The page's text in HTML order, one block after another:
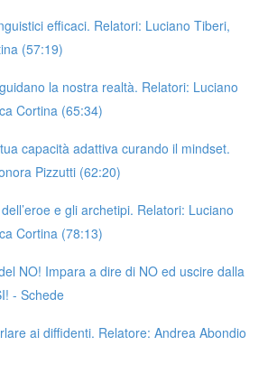
efficaci. Relatori: Luciano Tiberi,
(57:19)
la nostra realtà. Relatori: Luciano
Cortina (65:34)
capacità adattiva curando il mindset.
Pizzutti (62:20)
e gli archetipi. Relatori: Luciano
Cortina (78:13)
NO! Impara a dire di NO ed uscire dalla
- Schede
ai diffidenti. Relatore: Andrea Abondio